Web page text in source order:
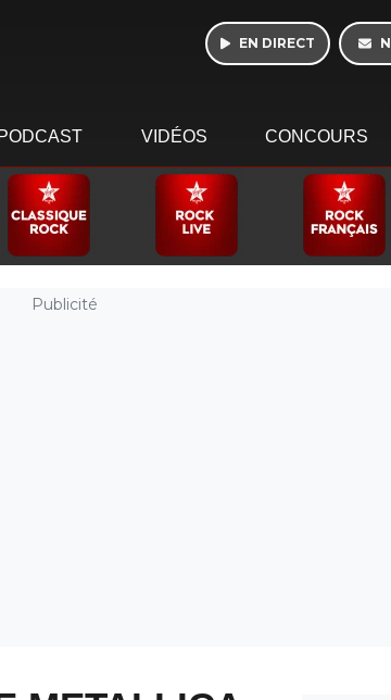
EN DIRECT
PODCAST VIDÉOS CONCOURS
Publicité